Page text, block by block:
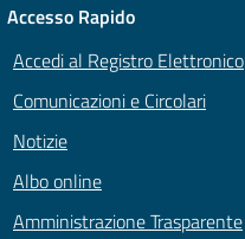
Accesso Rapido
Accedi al Registro Elettronico
Comunicazioni e Circolari
Notizie
Albo online
Amministrazione Trasparente